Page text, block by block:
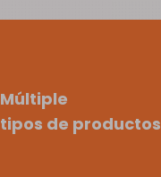
Múltiple
tipos de productos